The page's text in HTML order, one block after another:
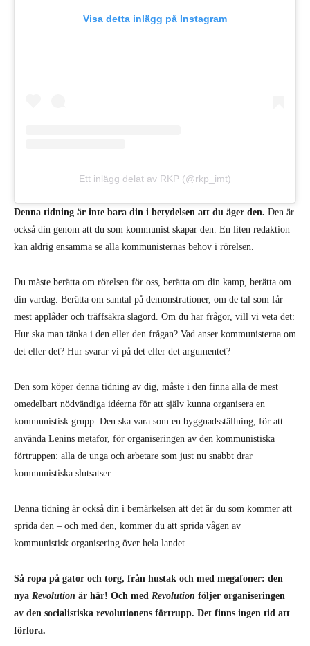
Visa detta inlägg på Instagram
Ett inlägg delat av RKP (@rkp_imt)
Denna tidning är inte bara din i betydelsen att du äger den. Den är
också din genom att du som kommunist skapar den. En liten redaktion
kan aldrig ensamma se alla kommunisternas behov i rörelsen.
Du måste berätta om rörelsen för oss, berätta om din kamp, berätta om
din vardag. Berätta om samtal på demonstrationer, om de tal som får
mest applåder och träffsäkra slagord. Om du har frågor, vill vi veta det:
Hur ska man tänka i den eller den frågan? Vad anser kommunisterna om
det eller det? Hur svarar vi på det eller det argumentet?
Den som köper denna tidning av dig, måste i den finna alla de mest
omedelbart nödvändiga idéerna för att själv kunna organisera en
kommunistisk grupp. Den ska vara som en byggnadsställning, för att
använda Lenins metafor, för organiseringen av den kommunistiska
förtruppen: alla de unga och arbetare som just nu snabbt drar
kommunistiska slutsatser.
Denna tidning är också din i bemärkelsen att det är du som kommer att
sprida den – och med den, kommer du att sprida vågen av
kommunistisk organisering över hela landet.
Så ropa på gator och torg, från hustak och med megafoner: den
nya Revolution är här! Och med Revolution följer organiseringen
av den socialistiska revolutionens förtrupp. Det finns ingen tid att
förlora.